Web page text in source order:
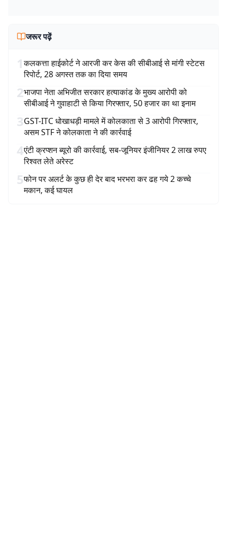
जरूर पढ़ें
1कलकत्ता हाईकोर्ट ने आरजी कर केस की सीबीआई से मांगी स्टेटस
रिपोर्ट, 28 अगस्त तक का दिया समय
2भाजपा नेता अभिजीत सरकार हत्याकांड के मुख्य आरोपी को
सीबीआई ने गुवाहाटी से किया गिरफ्तार, 50 हजार का था इनाम
3GST-ITC धोखाधड़ी मामले में कोलकाता से 3 आरोपी गिरफ्तार,
असम STF ने कोलकाता ने की कार्रवाई
4एंटी क्रप्शन ब्यूरो की कार्रवाई, सब-जूनियर इंजीनियर 2 लाख रुपए
रिश्वत लेते अरेस्ट
5फोन पर अलर्ट के कुछ ही देर बाद भरभरा कर ढह गये 2 कच्चे
मकान, कई घायल